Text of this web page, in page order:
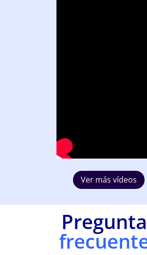
Ver más vídeos